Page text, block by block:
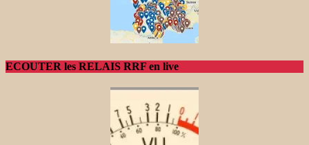
ECOUTER les RELAIS RRF en live